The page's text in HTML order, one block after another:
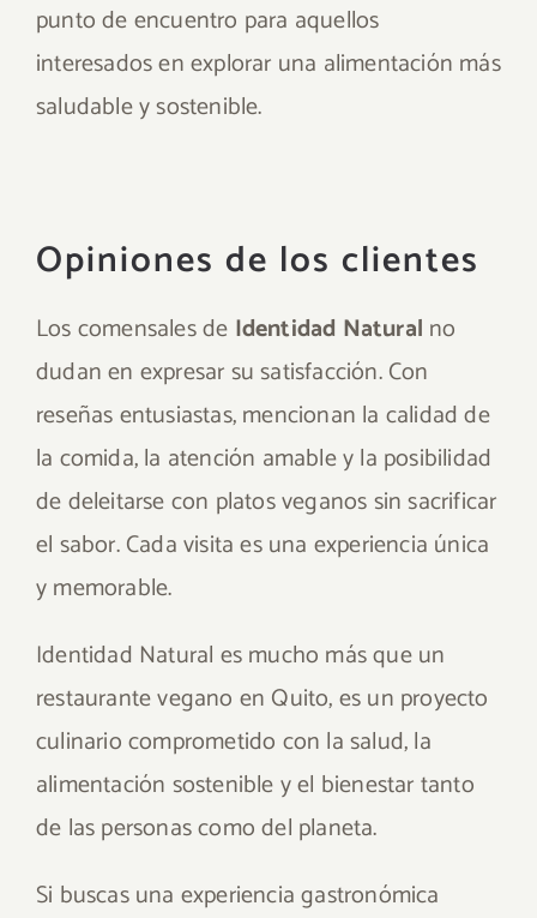
punto de encuentro para aquellos
interesados en explorar una alimentación más
saludable y sostenible.
Opiniones de los clientes
Los comensales de Identidad Natural no
dudan en expresar su satisfacción. Con
reseñas entusiastas, mencionan la calidad de
la comida, la atención amable y la posibilidad
de deleitarse con platos veganos sin sacrificar
el sabor. Cada visita es una experiencia única
y memorable.
Identidad Natural es mucho más que un
restaurante vegano en Quito, es un proyecto
culinario comprometido con la salud, la
alimentación sostenible y el bienestar tanto
de las personas como del planeta.
Si buscas una experiencia gastronómica